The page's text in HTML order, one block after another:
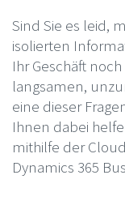
Sind Sie es leid,
isolierten
Ihr Geschäft
langsamen,
eine dieser
Ihnen dabei
mithilfe der
Dynamics 365